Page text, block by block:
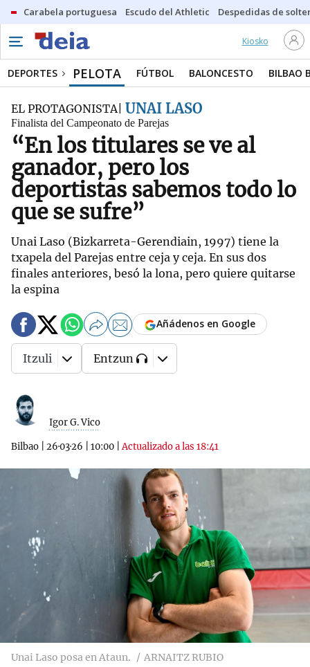
Carabela portuguesa Escudo del Athletic Despedidas de
Kiosko
DEPORTES PELOTA FÚTBOL BALONCESTO BILBAO
EL PROTAGONISTA UNAI LASO
Finalista del Campeonato de Parejas
“En los titulares se ve al
ganador, pero los
deportistas sabemos todo lo
que se sufre”
Unai Laso (Bizkarreta-Gerendiain, 1997) tiene la
txapela del Parejas entre ceja y ceja. En sus dos
finales anteriores, besó la lona, pero quiere quitarse
la espina
Igor G. Vico
Bilbao 26·03·26 10:00 |Actualizado a las 18:41
Añádenos en Google
Itzuli Entzun
Unai Laso posa en Ataun. ARNAITZ RUBIO